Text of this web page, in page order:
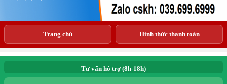
Trang chủ Hình thức thanh toán
Tư vấn hỗ trợ (8h-18h)